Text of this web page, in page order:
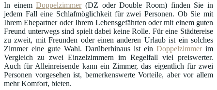
In einemDoppelzimmer(DZ oder Double Room) finden Sie in
jedem Fall eine Schlafmöglichkeit für zwei Personen. Ob Sie mit
Ihrem Ehepartner oder Ihrem Lebensgefährten oder mit einem guten
Freund unterwegs sind spielt dabei keine Rolle. Für eine Städtereise
zu zweit, mit Freunden oder einen anderen Urlaub ist ein solches
Zimmer eine gute Wahl. Darüberhinaus ist ein Doppelzimmerim
Vergleich zu zwei Einzelzimmern im Regelfall viel preiswerter.
Auch für Alleinreisende kann ein Zimmer, das eigentlich für zwei
Personen vorgesehen ist, bemerkenswerte Vorteile, aber vor allem
mehr Komfort, bieten.